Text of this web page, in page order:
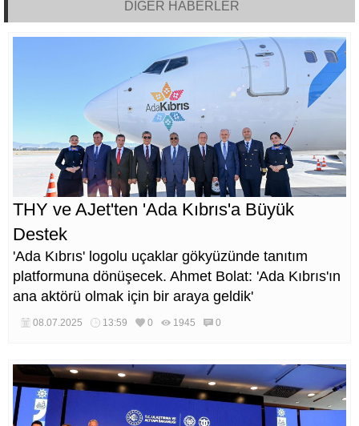
DİĞER HABERLER
THY ve AJet'ten 'Ada Kıbrıs'a Büyük
Destek
'Ada Kıbrıs' logolu uçaklar gökyüzünde tanıtım
platformuna dönüşecek. Ahmet Bolat: 'Ada Kıbrıs'ın
ana aktörü olmak için bir araya geldik'
08.07.2025 13:59 0 1945 0